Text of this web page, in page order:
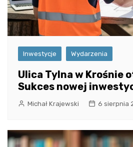
Inwestycje Wydarzenia
Ulica Tylna w Krośnie
Sukces nowej
Michał Krajewski 6 sierpnia